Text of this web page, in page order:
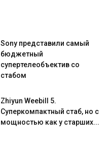
Sony представили самый
бюджетный
супертелеобъектив со
стабом
Zhiyun Weebill 5.
Cуперкомпактный стаб, но с
мощностью как у старших...